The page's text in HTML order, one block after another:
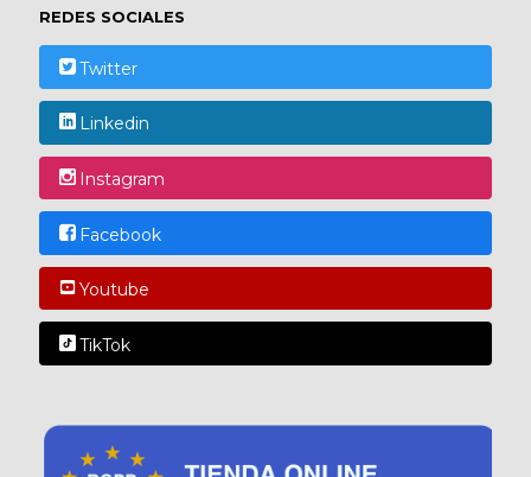
REDES SOCIALES
Twitter
Linkedin
Instagram
Facebook
Youtube
TikTok